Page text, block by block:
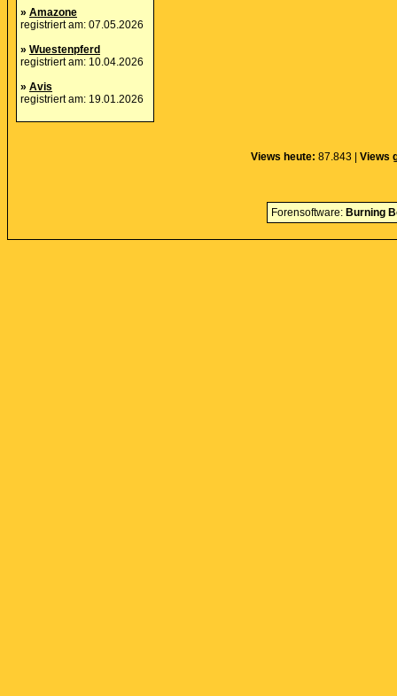
» Amazone
registriert am: 07.05.2026
» Wuestenpferd
registriert am: 10.04.2026
» Avis
registriert am: 19.01.2026
Views heute: 87.843 | Views
Forensoftware: Burning